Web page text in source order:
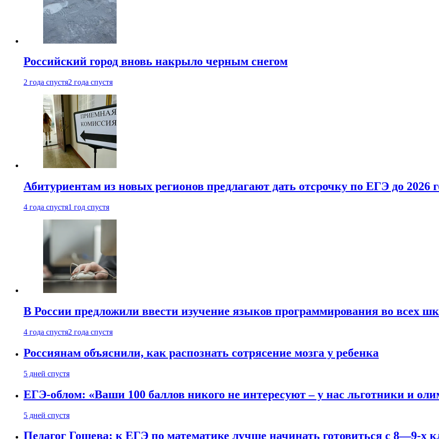
Российский город вновь накрыло черным снегом
2 года спустя2 года спустя
Абитуриентам из новых регионов предлагают дать отсрочку по ЕГЭ до 2026
4 года спустя1 год спустя
В России предложили ввести изучение языков программирования во всех
4 года спустя2 года спустя
Россиянам объяснили, как распознать сотрясение мозга у ребенка
5 дней спустя
ЕГЭ-облом: «Ваши 100 баллов никого не интересуют – у нас льготники и
5 дней спустя
Педагог Гошева: к ЕГЭ по математике лучше начинать готовиться с 8—9-х